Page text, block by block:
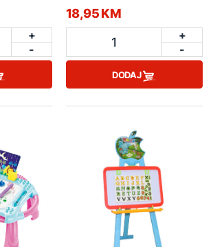
+
-
18,95 KM
1
+
-
DODAJ